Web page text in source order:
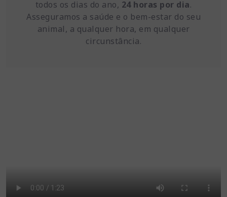
todos os dias do ano, 24 horas por dia.
Asseguramos a saúde e o bem-estar do seu
animal, a qualquer hora, em qualquer
circunstância.